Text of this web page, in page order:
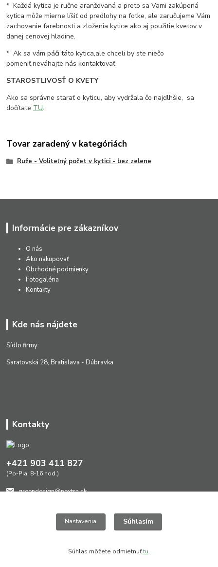
* Každá kytica je ručne aranžovaná a preto sa Vami zakúpená
kytica môže mierne líšiť od predlohy na fotke, ale zaručujeme Vám
zachovanie farebnosti a zloženia kytice ako aj použitie kvetov v
danej cenovej hladine.
* Ak sa vám páči táto kytica,ale chceli by ste niečo
pomeniť,neváhajte nás kontaktovať.
STAROSTLIVOSŤ O KVETY
Ako sa správne starať o kyticu, aby vydržala čo najdlhšie, sa
dočítate TU.
Tovar zaradený v kategóriách
Ruže - Voliteľný počet v kytici - bez zelene
Informácie pre zákazníkov
O nás
Ako nakupovať
Obchodné podmienky
Fotogaléria
Kontakty
Kde nás nájdete
Sídlo firmy:
Saratovská 28, Bratislava - Dúbravka
Kontakty
+421 903 411 827
(Po-Pia, 8-16 hod.)
greendesign@nextra.sk
Nastavenia Súhlasím
Súhlas môžete odmietnuťtu.